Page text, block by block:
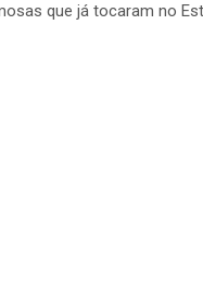
que já tocaram no